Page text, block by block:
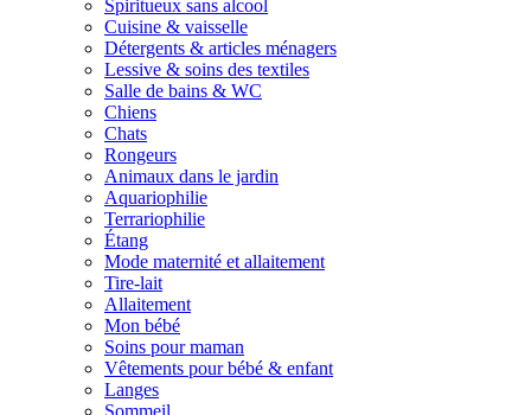
Spiritueux sans alcool
Cuisine & vaisselle
Détergents & articles ménagers
Lessive & soins des textiles
Salle de bains & WC
Chiens
Chats
Rongeurs
Animaux dans le jardin
Aquariophilie
Terrariophilie
Étang
Mode maternité et allaitement
Tire-lait
Allaitement
Mon bébé
Soins pour maman
Vêtements pour bébé & enfant
Langes
Sommeil